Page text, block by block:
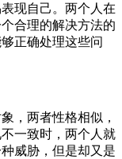
现自己。两个人在
合理的解决方法的
正确处理这些问
，两者性格相似，
一致时，两个人就
威胁，但是却又是